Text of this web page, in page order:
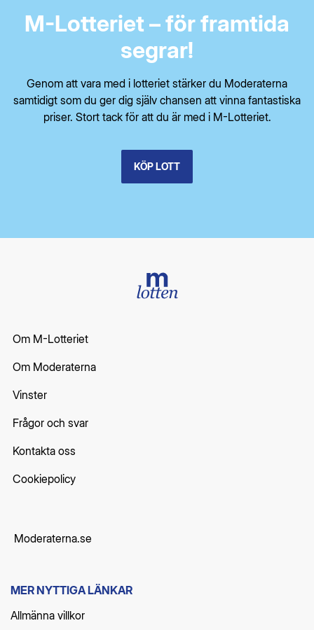
M-Lotteriet – för framtida
segrar!
Genom att vara med i lotteriet stärker du Moderaterna
samtidigt som du ger dig själv chansen att vinna fantastiska
priser. Stort tack för att du är med i M-Lotteriet.
KÖP LOTT
Om M-Lotteriet
Om Moderaterna
Vinster
Frågor och svar
Kontakta oss
Cookiepolicy
Moderaterna.se
MER NYTTIGA LÄNKAR
Allmänna villkor